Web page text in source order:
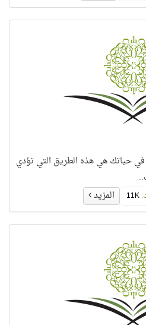
حياتك هي هذه الطريق التي تؤدي
11K المزيد